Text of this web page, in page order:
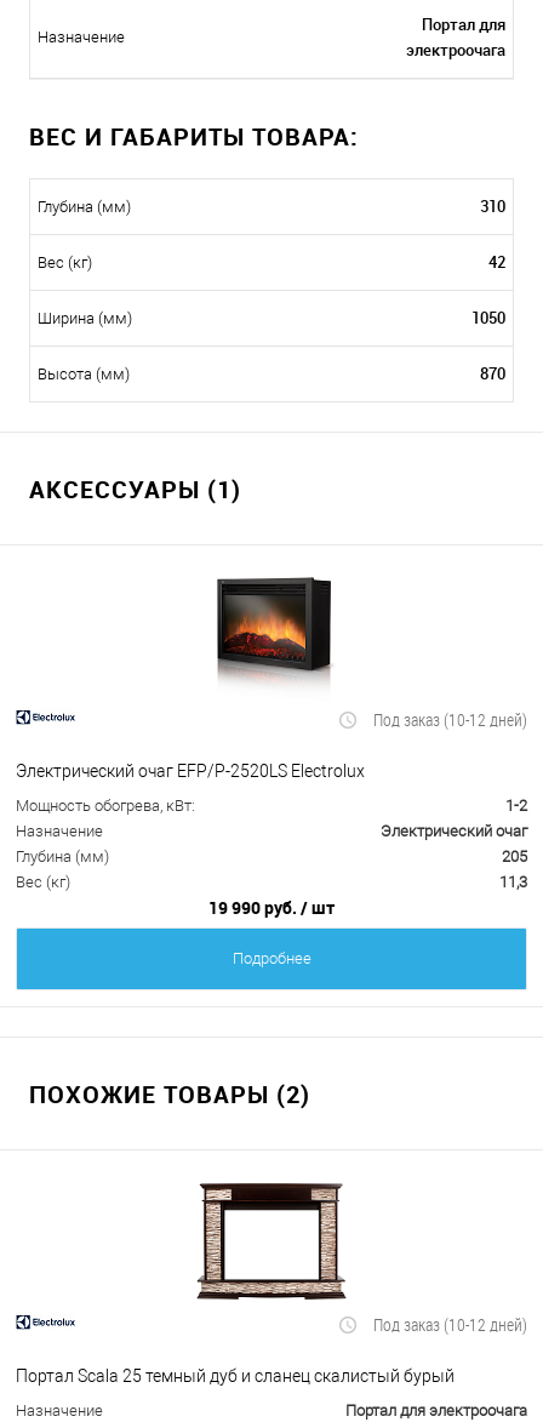
Назначение
Портал для
электроочага
ВЕС И ГАБАРИТЫ ТОВАРА:
Глубина (мм) 310
Вес (кг) 42
Ширина (мм) 1050
Высота (мм) 870
АКСЕССУАРЫ (1)
Под заказ (10-12 дней)
Электрический очаг EFP/P-2520LS Electrolux
Мощность обогрева, кВт:
1-2
Назначение
Электрический очаг
Глубина (мм)
205
Вес (кг)
11,3
19 990 руб. / шт
Подробнее
ПОХОЖИЕ ТОВАРЫ (2)
Под заказ (10-12 дней)
Портал Scala 25 темный дуб и сланец скалистый бурый
Назначение
Портал для электроочага